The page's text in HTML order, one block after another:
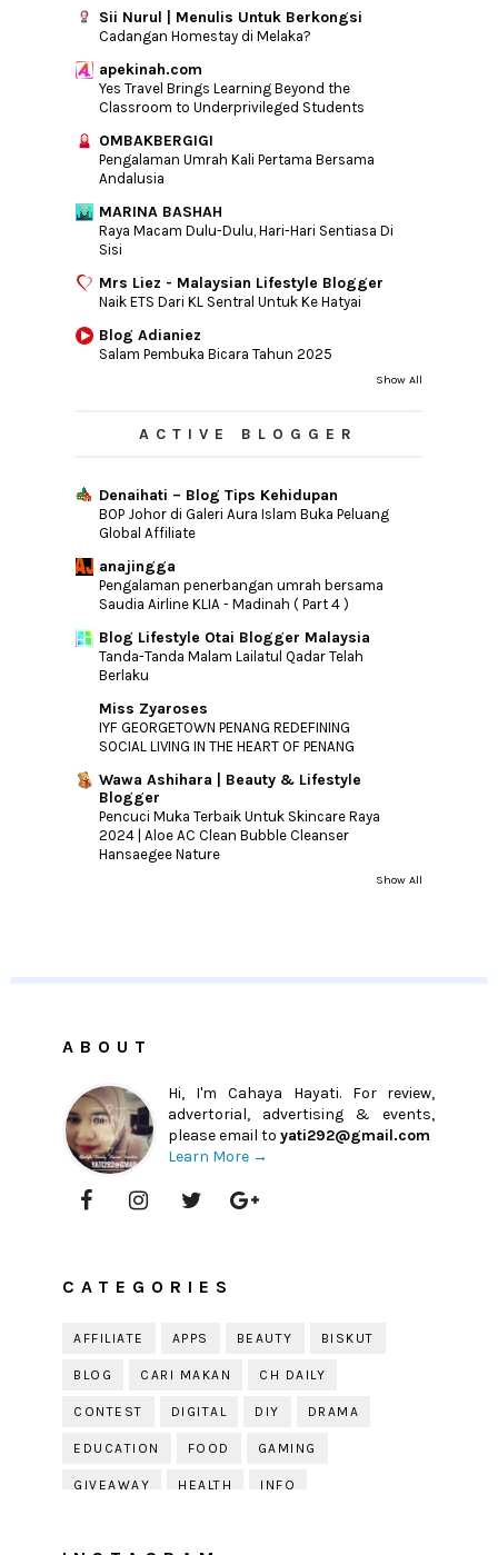
2013(154)
► 2012(76)
2011(10)
Sii Nurul | Menulis Untuk Berkongsi
Cadangan Homestay di Melaka?
apekinah.com
Yes Travel Brings Learning Beyond the
Classroom to Underprivileged Students
OMBAKBERGIGI
Pengalaman Umrah Kali Pertama Bersama
Andalusia
MARINA BASHAH
Raya Macam Dulu-Dulu, Hari-Hari Sentiasa Di
Sisi
Mrs Liez - Malaysian Lifestyle Blogger
Naik ETS Dari KL Sentral Untuk Ke Hatyai
Blog Adianiez
Salam Pembuka Bicara Tahun 2025
Show All
ACTIVE BLOGGER
Denaihati – Blog Tips Kehidupan
BOP Johor di Galeri Aura Islam Buka Peluang
Global Affiliate
anajingga
Pengalaman penerbangan umrah bersama
Saudia Airline KLIA - Madinah ( Part 4 )
Blog Lifestyle Otai Blogger Malaysia
Tanda-Tanda Malam Lailatul Qadar Telah
Berlaku
Miss Zyaroses
IYF GEORGETOWN PENANG REDEFINING
SOCIAL LIVING IN THE HEART OF PENANG
Wawa Ashihara | Beauty & Lifestyle
Blogger
Pencuci Muka Terbaik Untuk Skincare Raya
2024 | Aloe AC Clean Bubble Cleanser
Hansaegee Nature
Show All
ABOUT
Hi, I'm Cahaya Hayati. For review,
advertorial, advertising & events,
please email toyati292@gmail.com
Learn More →
CATEGORIES
AFFILIATE APPS BEAUTY BISKUT
BLOG CARI MAKAN CH DAILY
CONTEST DIGITAL DIY DRAMA
EDUCATION FOOD GAMING
GIVEAWAY HEALTH INFO